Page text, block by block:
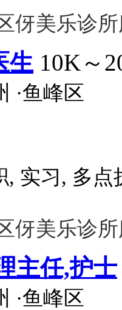
伢美乐诊
生 10K～
·鱼峰区
, 实习, 多点
伢美乐诊
主任,护士
·鱼峰区